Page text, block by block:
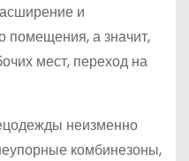
и
помещения, а значит,
мест, переход на
неизменно
комбинезоны,